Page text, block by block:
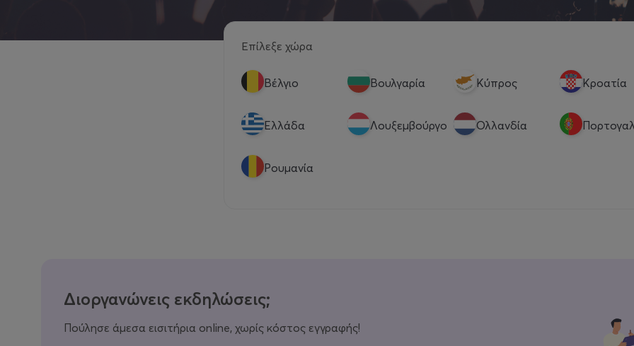
Επίλεξε χώρα
Βέλγιο Βουλγαρία Κύπρος Κροατία
Eλλάδα Λουξεμβούργο Ολλανδία
Ρουμανία
Διοργανώνεις εκδηλώσεις;
Πούλησε άμεσα εισιτήρια online, χωρίς κόστος εγγραφής!